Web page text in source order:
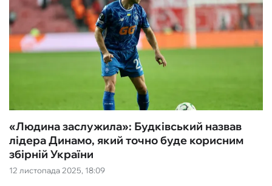
12 листопада 2025, 18:09
«Людина заслужила»: Будківський назвав
лідера Динамо, який точно буде корисним
збірній України